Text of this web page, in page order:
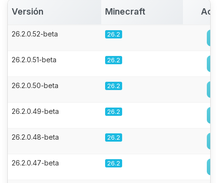
Versión Minecraft
26.2.0.52-beta 26.2
26.2.0.51-beta 26.2
26.2.0.50-beta 26.2
26.2.0.49-beta 26.2
26.2.0.48-beta 26.2
26.2.0.47-beta 26.2